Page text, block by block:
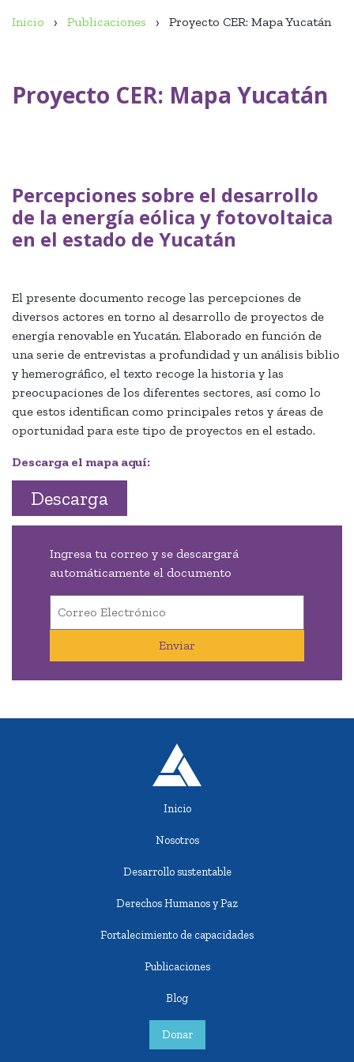
Inicio Publicaciones Proyecto CER: Mapa Yucatán
Proyecto CER: Mapa Yucatán
Percepciones sobre el desarrollo
de la energía eólica y fotovoltaica
en el estado de Yucatán
El presente documento recoge las percepciones de
diversos actores en torno al desarrollo de proyectos de
energía renovable en Yucatán. Elaborado en función de
una serie de entrevistas a profundidad y un análisis biblio
y hemerográfico, el texto recoge la historia y las
preocupaciones de los diferentes sectores, así como lo
que estos identifican como principales retos y áreas de
oportunidad para este tipo de proyectos en el estado.
Descarga el mapa aquí:
Descarga
Ingresa tu correo y se descargará
automáticamente el documento
Enviar
Inicio
Nosotros
Desarrollo sustentable
Derechos Humanos y Paz
Fortalecimiento de capacidades
Publicaciones
Blog
Donar